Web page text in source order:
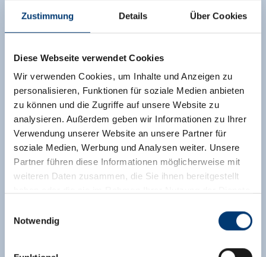
Zustimmung Details Über Cookies
Diese Webseite verwendet Cookies
Wir verwenden Cookies, um Inhalte und Anzeigen zu
personalisieren, Funktionen für soziale Medien anbieten
zu können und die Zugriffe auf unsere Website zu
analysieren. Außerdem geben wir Informationen zu Ihrer
Verwendung unserer Website an unsere Partner für
soziale Medien, Werbung und Analysen weiter. Unsere
Partner führen diese Informationen möglicherweise mit
weiteren Daten zusammen, die Sie ihnen bereitgestellt
Notwendig